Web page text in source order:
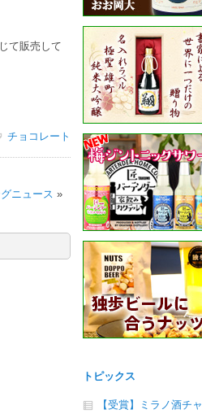
て販売して
チョコレート
ニュース »
トピックス
【受賞】ミラノ酒チャ